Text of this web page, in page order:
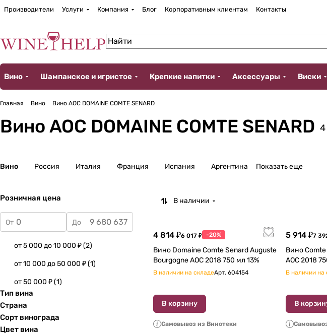
Производители Услуги Компания Блог Корпоративным клиентам Контакты
Вино Шампанское и игристое Крепкие напитки Аксессуары Виски
Главная Вино Вино AOC DOMAINE COMTE SENARD
Вино AOC DOMAINE COMTE SENARD 4
Вино Россия Италия Франция Испания Аргентина Показать еще
Розничная цена
От До
от 5 000 до 10 000 ₽(2)
от 10 000 до 50 000 ₽(1)
от 50 000 ₽(1)
Тип вина
Страна
Сорт винограда
Цвет вина
В наличии
4 814 ₽6 017 ₽ -20%
Вино Domaine Comte Senard Auguste
Bourgogne AOC 2018 750 мл 13%
В наличии на складеАрт. 604154
В корзину
Самовывоз из Винотеки
5 914 ₽7
Вино
AOC 2018
В наличии на
В